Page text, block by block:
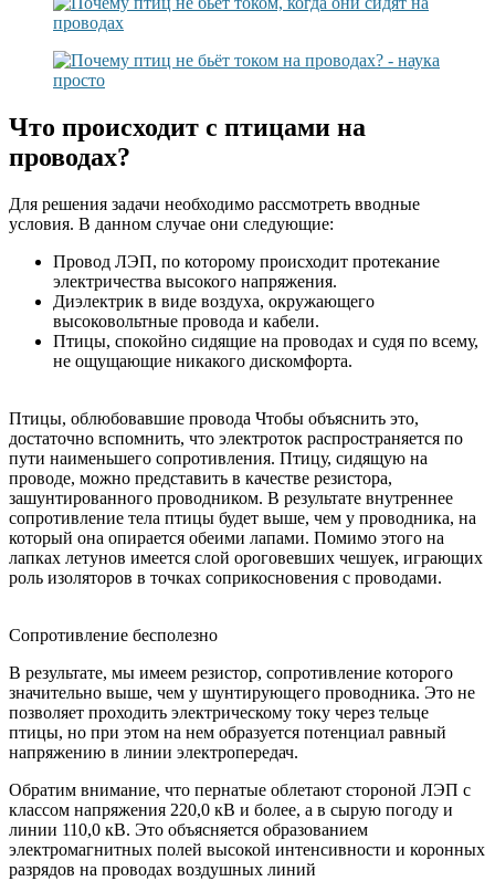
Что происходит с птицами на
проводах?
Для решения задачи необходимо рассмотреть вводные
условия. В данном случае они следующие:
Провод ЛЭП, по которому происходит протекание
электричества высокого напряжения.
Диэлектрик в виде воздуха, окружающего
высоковольтные провода и кабели.
Птицы, спокойно сидящие на проводах и судя по всему,
не ощущающие никакого дискомфорта.
Птицы, облюбовавшие провода Чтобы объяснить это,
достаточно вспомнить, что электроток распространяется по
пути наименьшего сопротивления. Птицу, сидящую на
проводе, можно представить в качестве резистора,
зашунтированного проводником. В результате внутреннее
сопротивление тела птицы будет выше, чем у проводника, на
который она опирается обеими лапами. Помимо этого на
лапках летунов имеется слой ороговевших чешуек, играющих
роль изоляторов в точках соприкосновения с проводами.
Сопротивление бесполезно
В результате, мы имеем резистор, сопротивление которого
значительно выше, чем у шунтирующего проводника. Это не
позволяет проходить электрическому току через тельце
птицы, но при этом на нем образуется потенциал равный
напряжению в линии электропередач.
Обратим внимание, что пернатые облетают стороной ЛЭП с
классом напряжения 220,0 кВ и более, а в сырую погоду и
линии 110,0 кВ. Это объясняется образованием
электромагнитных полей высокой интенсивности и коронных
разрядов на проводах воздушных линий